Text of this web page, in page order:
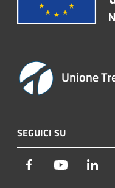
Unione
SEGUICI SU
Facebook Youtube